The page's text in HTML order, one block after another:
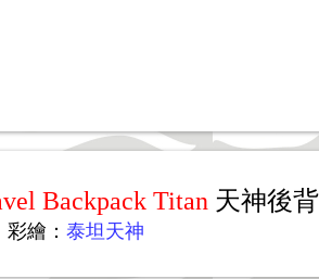
Backpack Titan 天神後
彩繪 ： 泰坦天神